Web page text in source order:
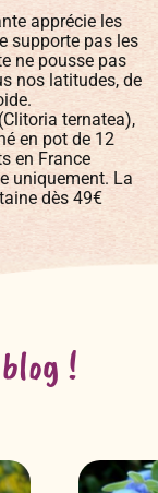
apprécie les
supporte pas les
ne pousse pas
nos latitudes, de
ternatea),
en pot de 12
en France
uniquement. La
dès 49€
!